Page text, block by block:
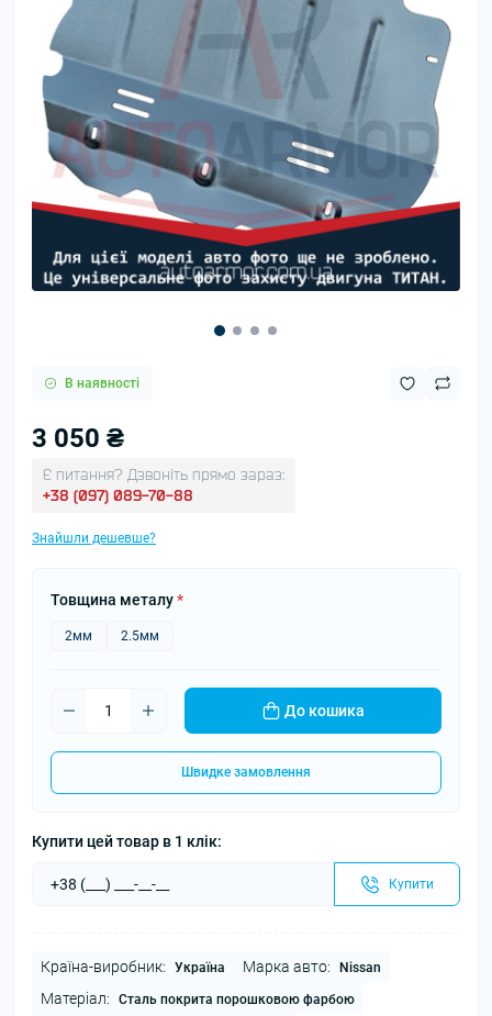
В наявності
3 050 ₴
Є питання? Дзвоніть прямо зараз:
+38 (097) 089-70-88
Знайшли дешевше?
Товщина металу*
2мм 2.5мм
До кошика
Швидке замовлення
Купити цей товар в 1 клік:
Купити
Країна-виробник: Україна Марка авто: Nissan
Матеріал: Сталь покрита порошковою фарбою